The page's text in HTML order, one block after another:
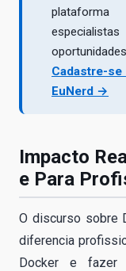
plataforma
Cadastre-
EuNerd →
Impacto
e Para
O discurso sobre
diferencia
Docker e fazer